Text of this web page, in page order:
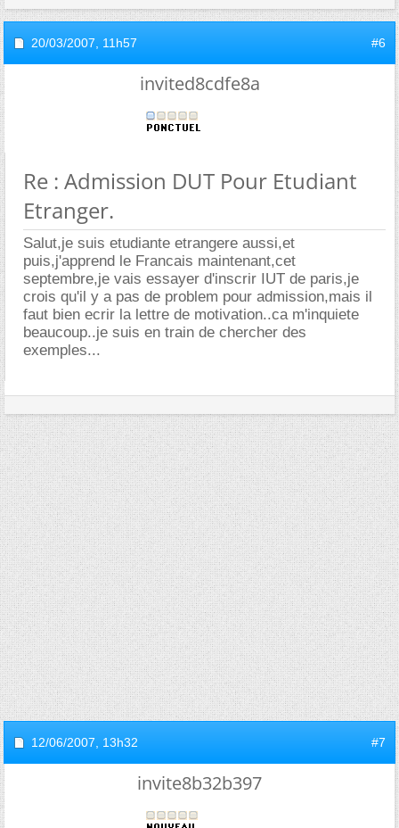
20/03/2007, 11h57 #6
invited8cdfe8a
Re : Admission DUT Pour Etudiant
Etranger.
Salut,je suis etudiante etrangere aussi,et
puis,j'apprend le Francais maintenant,cet
septembre,je vais essayer d'inscrir IUT de paris,je
crois qu'il y a pas de problem pour admission,mais il
faut bien ecrir la lettre de motivation..ca m'inquiete
beaucoup..je suis en train de chercher des
exemples...
12/06/2007, 13h32 #7
invite8b32b397